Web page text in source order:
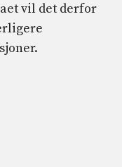
vil det derfor